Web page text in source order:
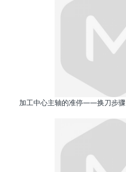
加工中心主轴的准停——换刀步骤